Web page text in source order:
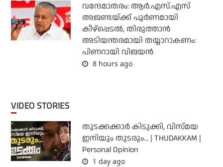
വന്ദേമാതരം: ആര്‍.എസ്.എസ്
അജണ്ടയ്ക്ക് പൂര്‍ണമായി
കീഴ്‌പ്പെടല്‍, തിരുത്താന്‍
അടിയന്തരമായി തയ്യാറാകണം:
പിണറായി വിജയന്‍
8 hours ago
VIDEO STORIES
തുടക്കക്കാര്‍ കിടുക്കി, വിസ്മയ
ഇനിയും തുടരും... | THUDAKKAM |
Personal Opinion
1 day ago